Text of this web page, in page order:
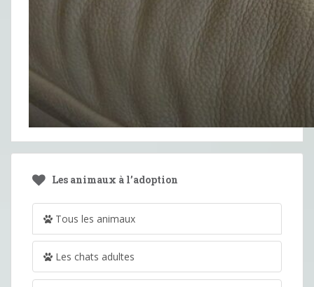
Les animaux à l’adoption
Tous les animaux
Les chats adultes